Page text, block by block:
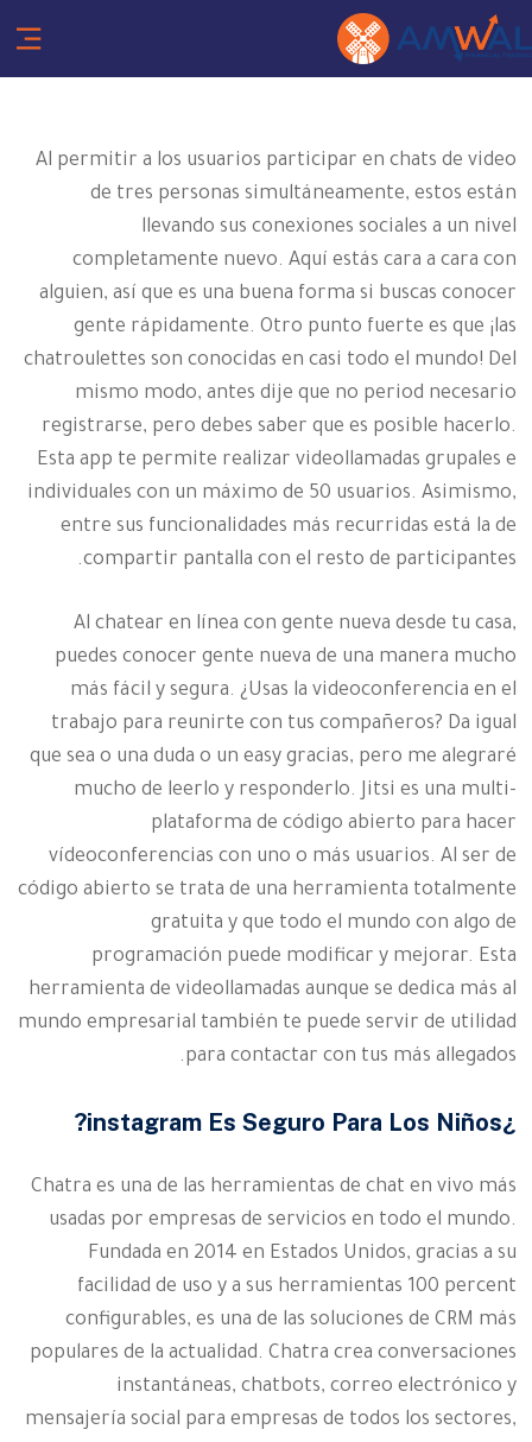
Al permitir a los usuarios participar en chats de video
de tres personas simultáneamente, estos están
llevando sus conexiones sociales a un nivel
completamente nuevo. Aquí estás cara a cara con
alguien, así que es una buena forma si buscas conocer
gente rápidamente. Otro punto fuerte es que ¡las
chatroulettes son conocidas en casi todo el mundo! Del
mismo modo, antes dije que no period necesario
registrarse, pero debes saber que es posible hacerlo.
Esta app te permite realizar videollamadas grupales e
individuales con un máximo de 50 usuarios. Asimismo,
entre sus funcionalidades más recurridas está la de
compartir pantalla con el resto de participantes.
Al chatear en línea con gente nueva desde tu casa,
puedes conocer gente nueva de una manera mucho
más fácil y segura. ¿Usas la videoconferencia en el
trabajo para reunirte con tus compañeros? Da igual
que sea o una duda o un easy gracias, pero me alegraré
mucho de leerlo y responderlo. Jitsi es una multi-
plataforma de código abierto para hacer
vídeoconferencias con uno o más usuarios. Al ser de
código abierto se trata de una herramienta totalmente
gratuita y que todo el mundo con algo de
programación puede modificar y mejorar. Esta
herramienta de videollamadas aunque se dedica más al
mundo empresarial también te puede servir de utilidad
para contactar con tus más allegados.
¿instagram Es Seguro Para Los Niños?
Chatra es una de las herramientas de chat en vivo más
usadas por empresas de servicios en todo el mundo.
Fundada en 2014 en Estados Unidos, gracias a su
facilidad de uso y a sus herramientas 100 percent
configurables, es una de las soluciones de CRM más
populares de la actualidad. Chatra crea conversaciones
instantáneas, chatbots, correo electrónico y
mensajería social para empresas de todos los sectores,